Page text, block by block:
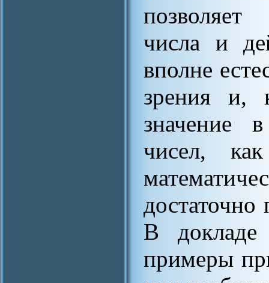
позволяет
числа и
вполне
зрения и,
значение
чисел,
достаточно
В докладе
примеры